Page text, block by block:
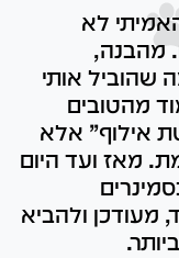
לא
מהבנה,
שהוביל אותי
מהטובים
אילוף” אלא
מאז ועד היום
מעודכן ולהביא